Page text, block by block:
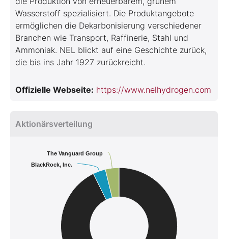
Wasserstoff spezialisiert. Die Produktangebote
ermöglichen die Dekarbonisierung verschiedener
Branchen wie Transport, Raffinerie, Stahl und
Ammoniak. NEL blickt auf eine Geschichte zurück,
die bis ins Jahr 1927 zurückreicht.
Offizielle Webseite: https://www.nelhydrogen.com
Aktionärsverteilung
BlackRock, Inc.
The Vanguard Group